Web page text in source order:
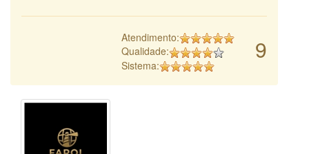
9
Atendimento:
Qualidade:
Sistema: